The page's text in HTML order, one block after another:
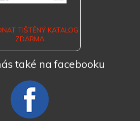
TIŠTĚNÝ KATALOG
ZDARMA
také na facebooku